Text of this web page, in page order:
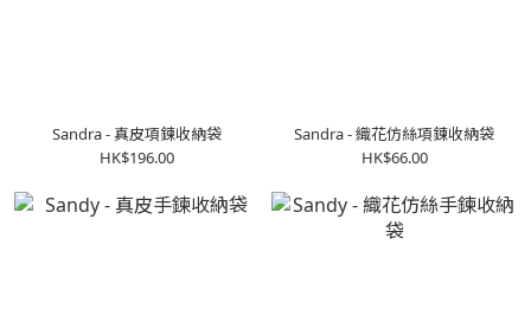
Sandra - 真皮項鍊收納袋
HK$196.00
Sandra - 織花仿絲項鍊收納袋
HK$66.00